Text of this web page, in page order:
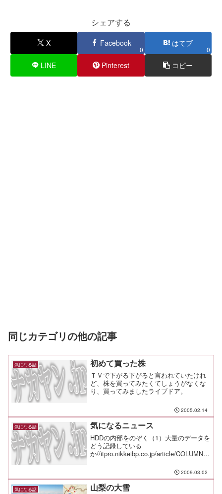
シェアする
X Facebook
0
はてブ
0
LINE Pinterest コピー
同じカテゴリの他の記事
気になる話 初めて買った株
ＴＶで下がる下がると言われていたけれ
ど、株を買ってみたくてしょうがなくな
り、買ってみましたライブドア。
2005.02.14
気になる話 気になるニュース
HDDの内部をのぞく（1）大量のデータを
どう記録している
か//itpro.nikkeibp.co.jp/article/COLUMN/2
を高める」その理由は//wiredvision.jp...
2009.03.02
気になる話 山梨の大雪